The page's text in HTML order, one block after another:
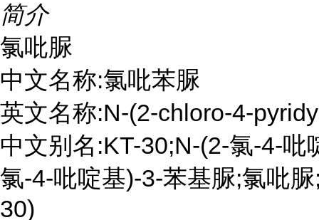
简介
氯吡脲
中文名称:氯吡苯脲
英文名称:N-(2-chloro-4-
中文别名:KT-30;N-(2-氯-4-
氯-4-吡啶基)-3-苯基脲;氯吡
30)